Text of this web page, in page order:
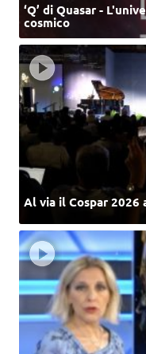
‘Q’ di Quasar -
cosmico
Al via il Cospar 2026